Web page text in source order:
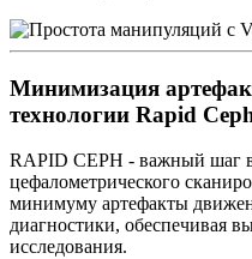
Минимизация
технологии Rapid
RAPID CEPH - важный шаг
цефалометрического
минимуму артефакты
диагностики, обеспечивая
исследования.